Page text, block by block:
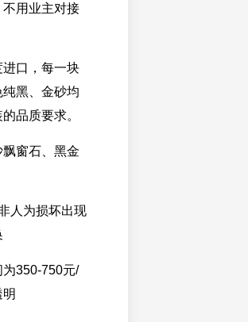
用业主对接
口，每一块
黑、金砂均
品质要求。
窗石、黑金
人为损坏出现
350-750元/